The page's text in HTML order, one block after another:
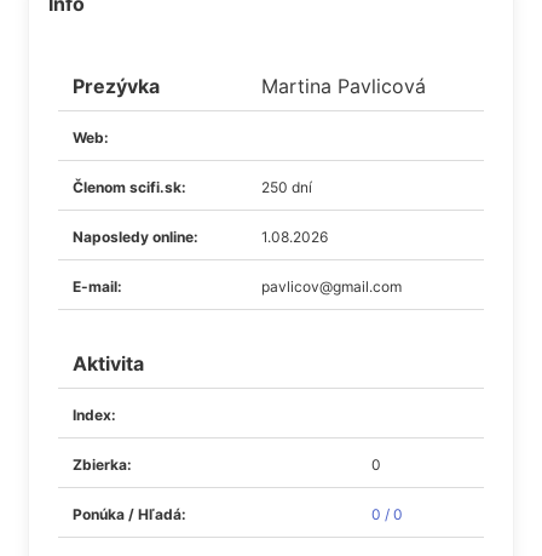
Prezývka Martina Pavlicová
Web:
Členom scifi.sk: 250 dní
Naposledy online: 1.08.2026
E-mail: pavlicov@gmail.com
Aktivita
Index:
Zbierka: 0
Ponúka / Hľadá: 0 / 0